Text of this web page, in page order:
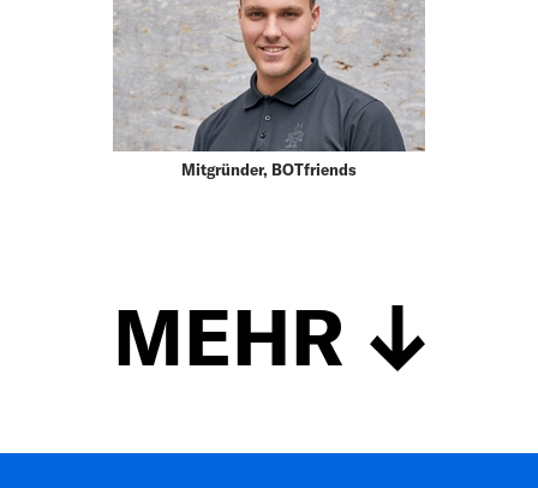
Mitgründer, BOTfriends
MEHR